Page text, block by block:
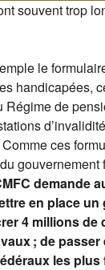
souvent trop
le
handicapées,
Régime de
ces
gouvernement
demande
en place
4 millions de
; de passer
les plus